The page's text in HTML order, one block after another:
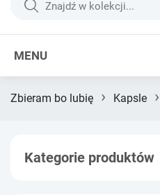
MENU
Zbieram bo lubię › Kapsle ›
Kategorie produktów